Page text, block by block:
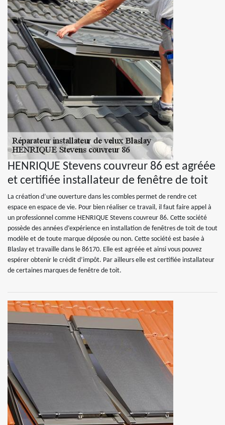
HENRIQUE Stevens couvreur 86 est agréée
et certifiée installateur de fenêtre de toit
La création d’une ouverture dans les combles permet de rendre cet
espace en espace de vie. Pour bien réaliser ce travail, il faut faire appel à
un professionnel comme HENRIQUE Stevens couvreur 86. Cette société
possède des années d’expérience en installation de fenêtres de toit de tout
modèle et de toute marque déposée ou non. Cette société est basée à
Blaslay et travaille dans le 86170. Elle est agréée et ainsi vous pouvez
espérer obtenir le crédit d’impôt. Par ailleurs elle est certifiée installateur
de certaines marques de fenêtre de toit.